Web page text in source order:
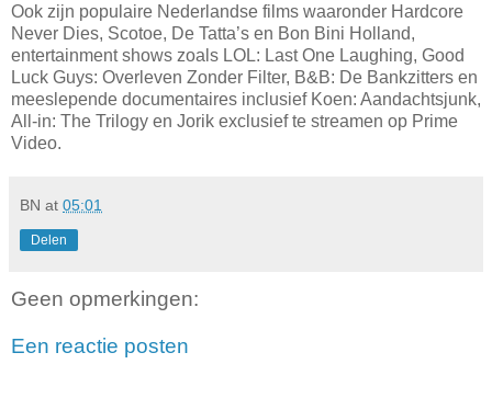
Ook zijn populaire Nederlandse films waaronder Hardcore
Never Dies, Scotoe, De Tatta’s en Bon Bini Holland,
entertainment shows zoals LOL: Last One Laughing, Good
Luck Guys: Overleven Zonder Filter, B&B: De Bankzitters en
meeslepende documentaires inclusief Koen: Aandachtsjunk,
All-in: The Trilogy en Jorik exclusief te streamen op Prime
Video.
BN at 05:01
Delen
Geen opmerkingen:
Een reactie posten